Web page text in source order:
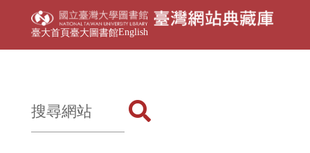
臺大首頁臺大圖書館English